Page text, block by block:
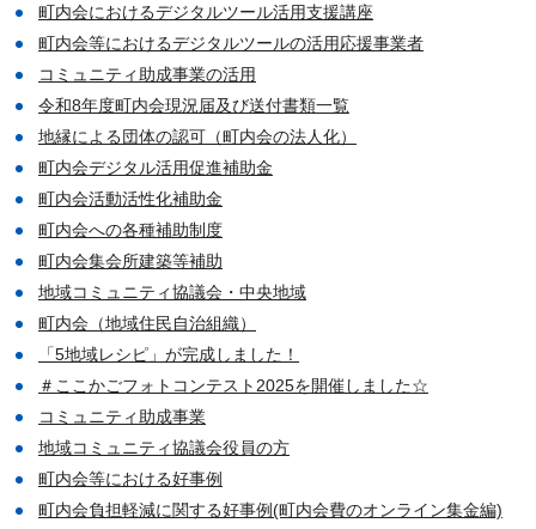
町内会におけるデジタルツール活用支援講座
町内会等におけるデジタルツールの活用応援事業者
コミュニティ助成事業の活用
令和8年度町内会現況届及び送付書類一覧
地縁による団体の認可（町内会の法人化）
町内会デジタル活用促進補助金
町内会活動活性化補助金
町内会への各種補助制度
町内会集会所建築等補助
地域コミュニティ協議会・中央地域
町内会（地域住民自治組織）
「5地域レシピ」が完成しました！
＃ここかごフォトコンテスト2025を開催しました☆
コミュニティ助成事業
地域コミュニティ協議会役員の方
町内会等における好事例
町内会負担軽減に関する好事例(町内会費のオンライン集金編)